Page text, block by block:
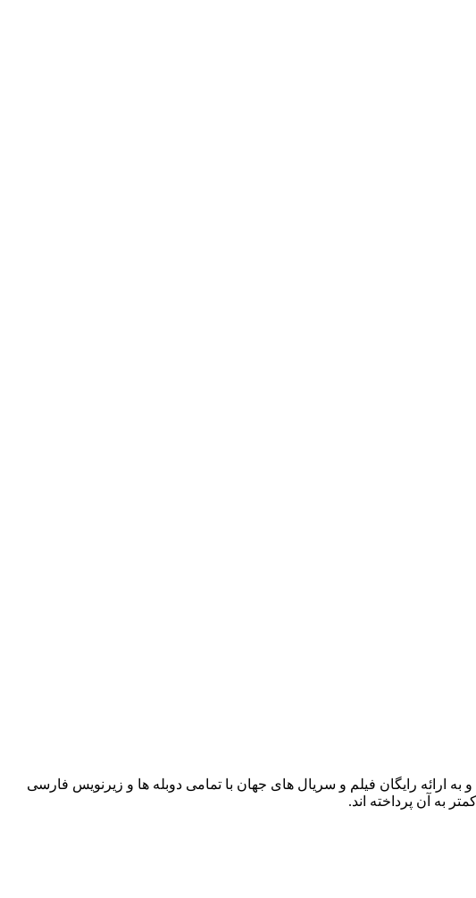
که در سال 1399 آغاز فعالیت حرفه ای خود را آغاز نمود و به ارائه رایگان فیلم و سریال های جهان با تمامی دوبله ها و زیرنویس فارسی
به آن پرداخته اند.